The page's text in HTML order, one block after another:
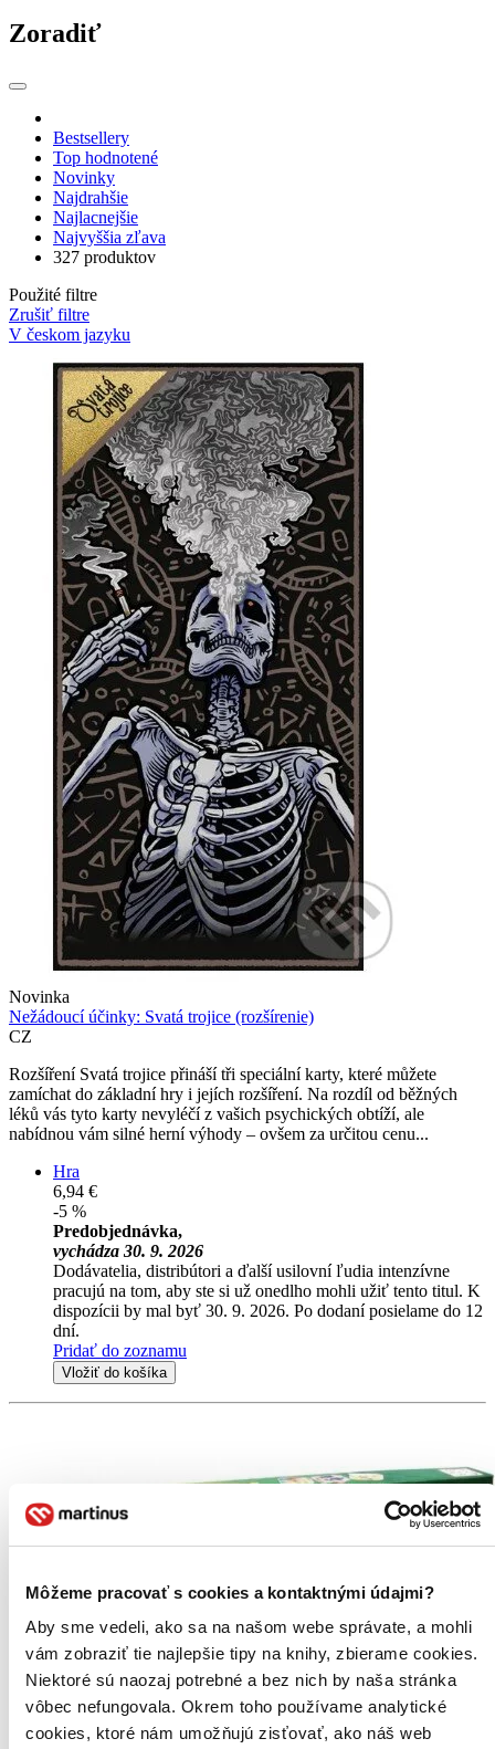
Môžeme pracovať s cookies a kontaktnými údajmi?
Aby sme vedeli, ako sa na našom webe správate, a mohli
vám zobraziť tie najlepšie tipy na knihy, zbierame cookies.
Niektoré sú naozaj potrebné a bez nich by naša stránka
vôbec nefungovala. Okrem toho používame analytické
cookies, ktoré nám umožňujú zisťovať, ako náš web
Zoradiť
Bestsellery
Top hodnotené
Novinky
Najdrahšie
Najlacnejšie
Najvyššia zľava
327 produktov
Použité filtre
Zrušiť filtre
V českom jazyku
Novinka
Nežádoucí účinky: Svatá trojice (rozšírenie)
CZ
Rozšíření Svatá trojice přináší tři speciální karty, které můžete
zamíchat do základní hry i jejích rozšíření. Na rozdíl od běžných
léků vás tyto karty nevyléčí z vašich psychických obtíží, ale
nabídnou vám silné herní výhody – ovšem za určitou cenu...
Hra
6,94 €
-5 %
Predobjednávka,
vychádza 30. 9. 2026
Dodávatelia, distribútori a ďalší usilovní ľudia intenzívne
pracujú na tom, aby ste si už onedlho mohli užiť tento titul. K
dispozícii by mal byť 30. 9. 2026. Po dodaní posielame do 12
dní.
Pridať do zoznamu
Vložiť do košíka